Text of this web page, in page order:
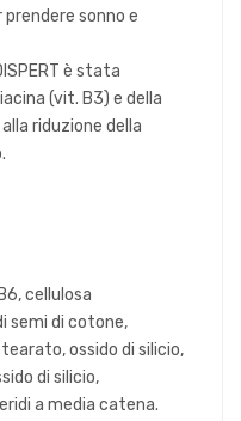
sonno e
è stata
(vit. B3) e della
riduzione della
cellulosa
semi di cotone,
ossido di silicio,
di silicio,
a media catena.